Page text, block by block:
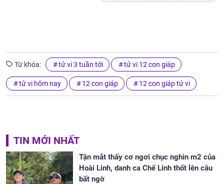
Từ khóa: tử vi 3 tuần tới tử vi 12 con giáp
tử vi hôm nay 12 con giáp 12 con giáp tử vi
TIN MỚI NHẤT
Tận mắt thấy cơ ngơi chục nghìn m2 của
Hoài Linh, danh ca Chế Linh thốt lên câu
bất ngờ